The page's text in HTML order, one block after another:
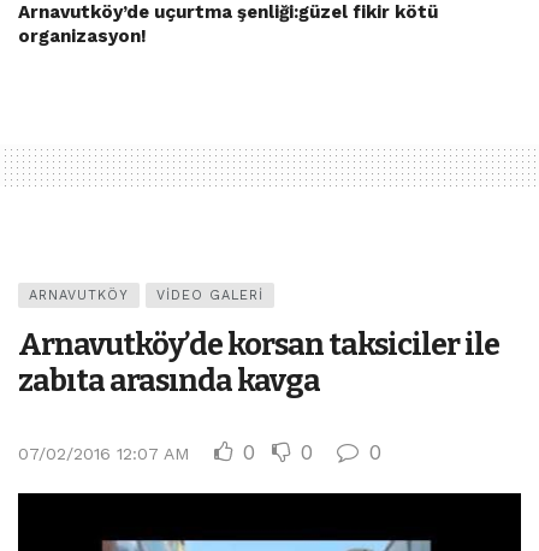
Arnavutköy’de uçurtma şenliği:güzel fikir kötü
organizasyon!
ARNAVUTKÖY VIDEO GALERI
Arnavutköy’de korsan taksiciler ile
zabıta arasında kavga
07/02/2016 12:07 AM 0 0 0